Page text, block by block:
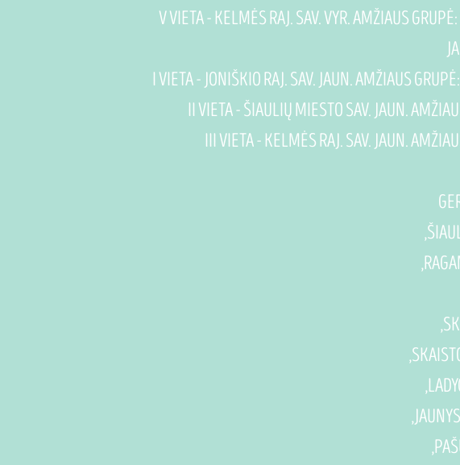
V VIETA - KELMĖS RAJ. SAV. VYR. AMŽIAUS
I VIETA - JONIŠKIO RAJ. SAV. JAUN. AMŽIAUS
II VIETA - ŠIAULIŲ MIESTO SAV. JAUN.
III VIETA - KELMĖS RAJ. SAV. JAUN.